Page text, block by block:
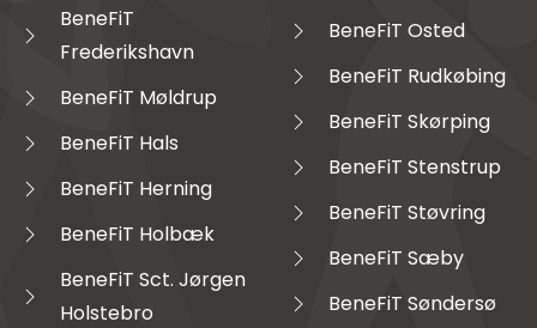
BeneFiT
Frederikshavn
BeneFiT Møldrup
BeneFiT Hals
BeneFiT Herning
BeneFiT Holbæk
BeneFiT Sct. Jørgen
Holstebro
BeneFiT Osted
BeneFiT Rudkøbing
BeneFiT Skørping
BeneFiT Stenstrup
BeneFiT Støvring
BeneFiT Sæby
BeneFiT Søndersø